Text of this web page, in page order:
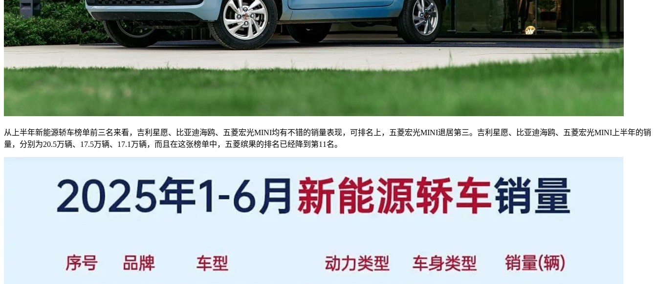
从上半年新能源轿车榜单前三名来看，吉利星愿、比亚迪海鸥、五菱宏光MINI均有不错的销量表现，可排名上，五菱宏光MINI退居第三。吉利星愿、比亚迪海鸥、五菱宏光MINI上半年的销
量，分别为20.5万辆、17.5万辆、17.1万辆，而且在这张榜单中，五菱缤果的排名已经降到第11名。